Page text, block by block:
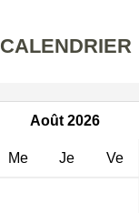
CALENDRIER
Août 2026
Me Je Ve